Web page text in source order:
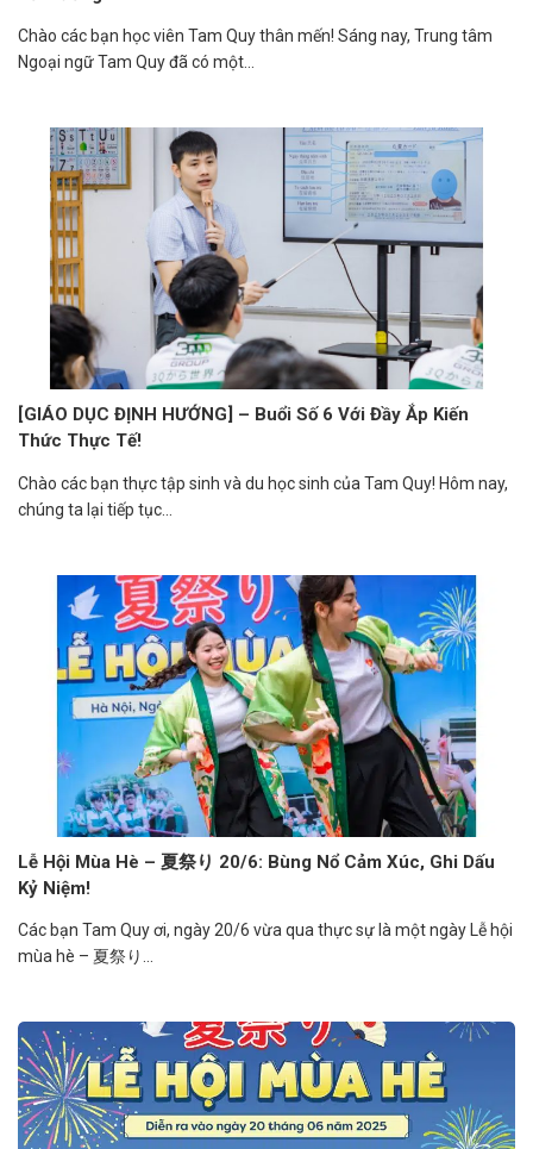
Chào các bạn học viên Tam Quy thân mến! Sáng nay, Trung tâm
Ngoại ngữ Tam Quy đã có một...
[GIÁO DỤC ĐỊNH HƯỚNG] – Buổi Số 6 Với Đầy Ắp Kiến
Thức Thực Tế!
Chào các bạn thực tập sinh và du học sinh của Tam Quy! Hôm nay,
chúng ta lại tiếp tục...
Lễ Hội Mùa Hè – 夏祭り 20/6: Bùng Nổ Cảm Xúc, Ghi Dấu
Kỷ Niệm!
Các bạn Tam Quy ơi, ngày 20/6 vừa qua thực sự là một ngày Lễ hội
mùa hè – 夏祭り...